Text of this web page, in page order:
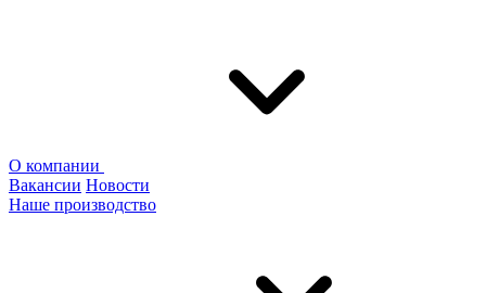
О компании
Вакансии Новости
Наше производство